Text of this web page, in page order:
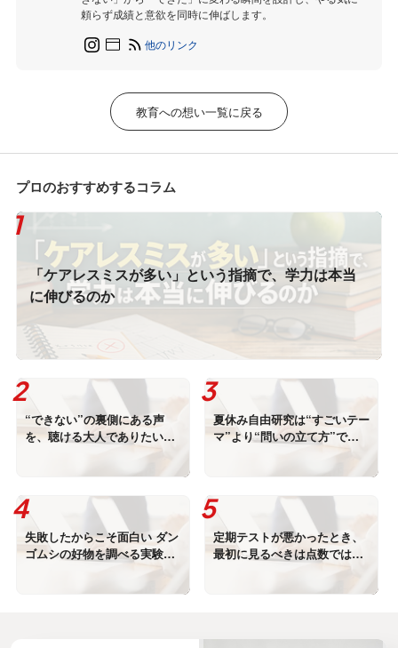
頼らず成績と意欲を同時に伸ばします。
他のリンク
教育への想い一覧に戻る
プロのおすすめするコラム
「ケアレスミスが多い」という指摘で、学力は本当
に伸びるのか
“できない”の裏側にある声
を、聴ける大人でありたい―
BesQ・代表仁田楓翔のコラム
夏休み自由研究は“すごいテー
マ”より“問いの立て方”で決
まる ダンゴムシと三葉虫から
失敗したからこそ面白い ダン
ゴムシの好物を調べる実験に
定期テストが悪かったとき、
最初に見るべきは点数ではあ